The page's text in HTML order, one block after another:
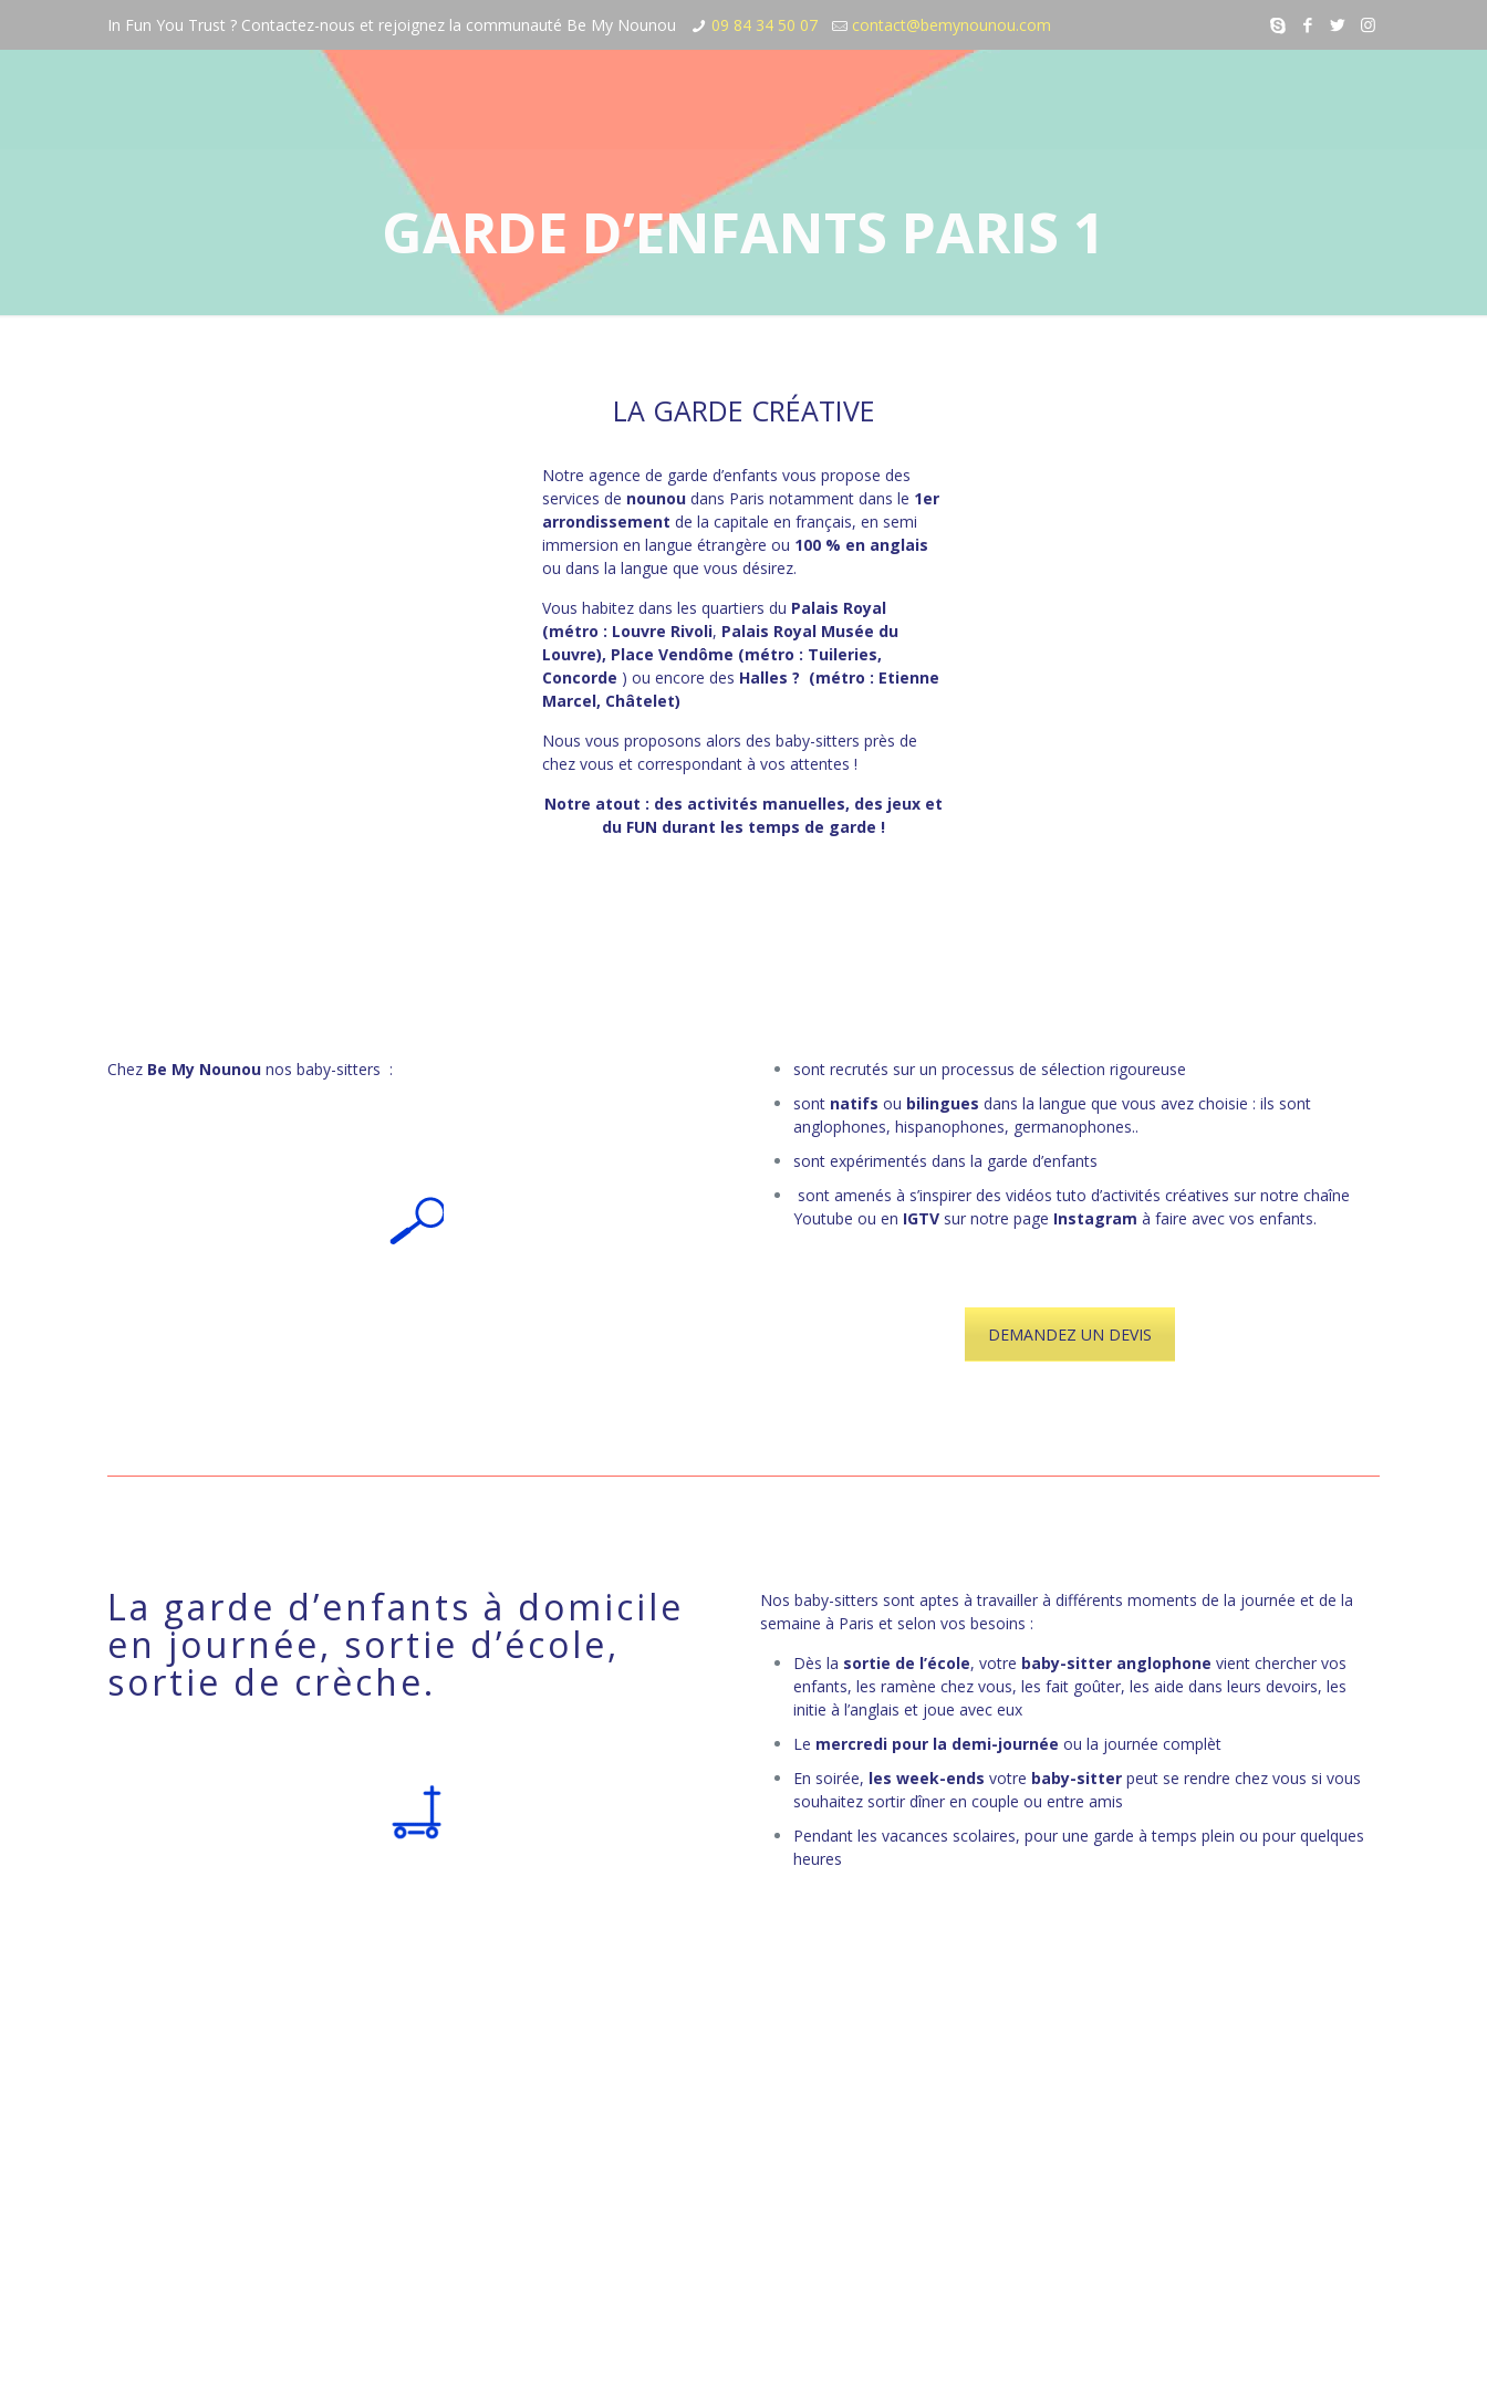
In Fun You Trust ? Contactez-nous et rejoignez la communauté Be My Nounou 09 84 34 50 07 contact@bemynounou.com
GARDE D’ENFANTS PARIS 1
LA GARDE CRÉATIVE
Notre agence de garde d’enfantsvous propose des
services de nounoudans Paris notamment dans le 1er
arrondissement de la capitale en français, en semi
immersion en langue étrangère ou 100 % en anglais
ou dans la langue que vous désirez.
Vous habitez dans les quartiers du Palais Royal
(métro : Louvre Rivoli, Palais Royal Musée du
Louvre), Place Vendôme (métro : Tuileries,
Concorde ) ou encore des Halles ? (métro : Etienne
Marcel, Châtelet)
Nous vous proposons alors des baby-sitters près de
chez vous et correspondant à vos attentes !
Notre atout : des activités manuelles, des jeux et
du FUN durant les temps de garde !
Chez Be My Nounou nos baby-sitters :
sont recrutés sur un processus de sélection rigoureuse
sont natifs ou bilingues dans la langue que vous avez choisie : ils sont
anglophones, hispanophones, germanophones..
sont expérimentés dans la garde d’enfants
sont amenés à s’inspirer des vidéos tuto d’activités créatives sur notre chaîne
Youtube ou en IGTV sur notre page Instagram à faire avec vos enfants.
DEMANDEZ UN DEVIS
La garde d’enfants à domicile
en journée, sortie d’école,
sortie de crèche.
Nos baby-sitters sont aptes à travailler à différents moments de la journée et de la
semaine à Paris et selon vos besoins :
Dès la sortie de l’école, votre baby-sitter anglophone vient chercher vos
enfants, les ramène chez vous, les fait goûter, les aide dans leurs devoirs, les
initie à l’anglais et joue avec eux
Le mercredi pour la demi-journée ou la journée complèt
En soirée, les week-ends votre baby-sitter peut se rendre chez vous si vous
souhaitez sortir dîner en couple ou entre amis
Pendant les vacances scolaires, pour une garde à temps plein ou pour quelques
heures